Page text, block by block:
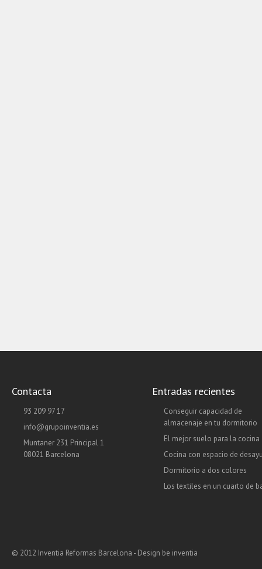
Contacta
93 209 97 17
info@grupoinventia.es
Muntaner 231 Principal 1
08021 Barcelona
Entradas recientes
Conseguir capacidad de
almacenaje en tu dormitorio
El mejor suelo para la cocina
Cocina con espacio de
Dormitorio a dos colores
Los textiles en un cuarto de
© 2012 Inventia Reformas Barcelona - Design be inventia